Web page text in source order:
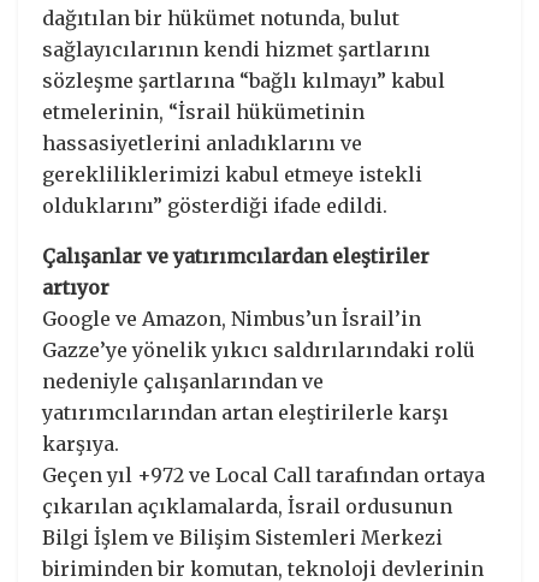
dağıtılan bir hükümet notunda, bulut
sağlayıcılarının kendi hizmet şartlarını
sözleşme şartlarına “bağlı kılmayı” kabul
etmelerinin, “İsrail hükümetinin
hassasiyetlerini anladıklarını ve
gerekliliklerimizi kabul etmeye istekli
olduklarını” gösterdiği ifade edildi.
Çalışanlar ve yatırımcılardan eleştiriler
artıyor
Google ve Amazon, Nimbus’un İsrail’in
Gazze’ye yönelik yıkıcı saldırılarındaki rolü
nedeniyle çalışanlarından ve
yatırımcılarından artan eleştirilerle karşı
karşıya.
Geçen yıl +972 ve Local Call tarafından ortaya
çıkarılan açıklamalarda, İsrail ordusunun
Bilgi İşlem ve Bilişim Sistemleri Merkezi
biriminden bir komutan, teknoloji devlerinin